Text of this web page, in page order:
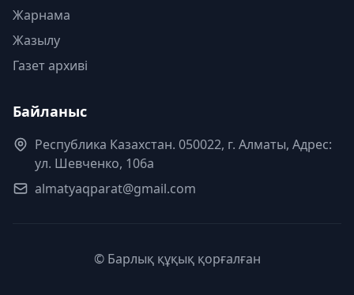
Жарнама
Жазылу
Газет архиві
Байланыс
Республика Казахстан. 050022, г. Алматы, Адрес:
ул. Шевченко, 106а
almatyaqparat@gmail.com
© Барлық құқық қорғалған